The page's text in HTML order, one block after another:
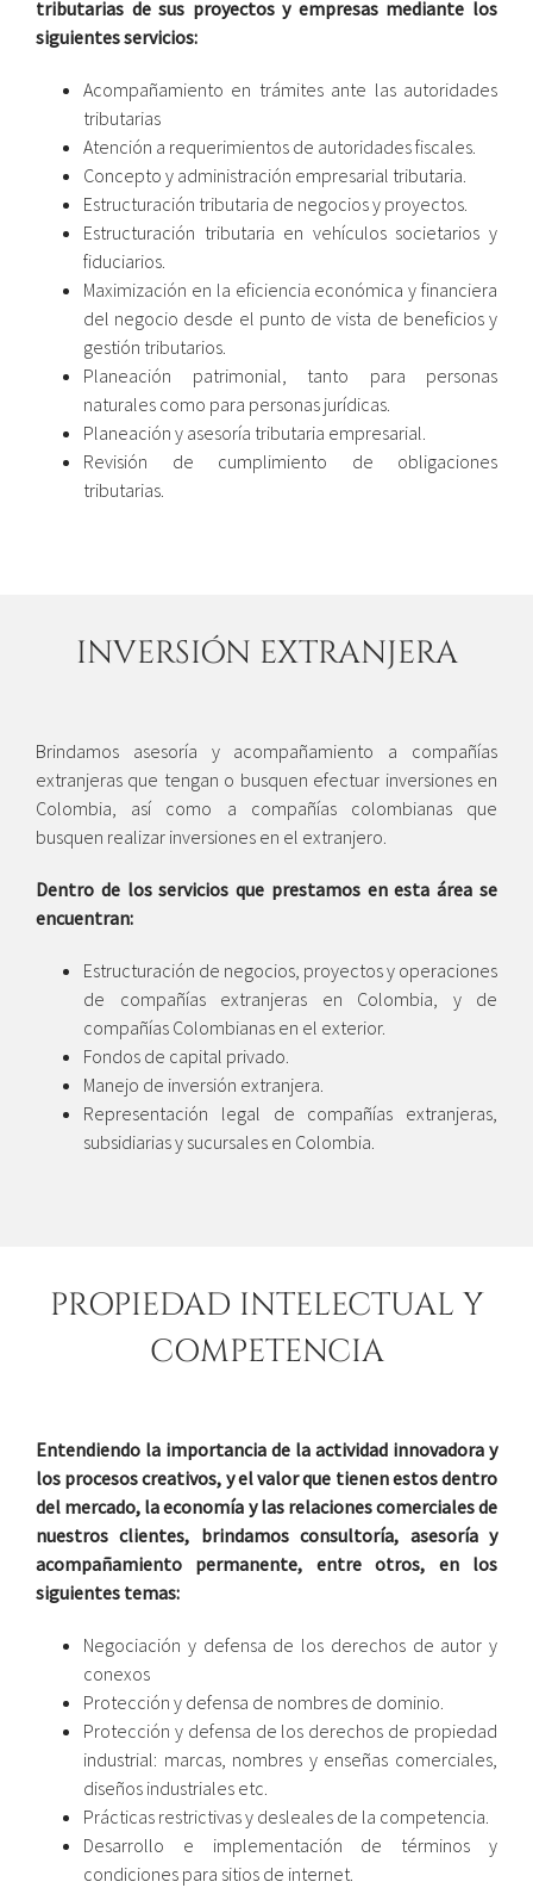
tributarias de sus proyectos y empresas mediante los
siguientes servicios:
Acompañamiento en trámites ante las autoridades
tributarias
Atención a requerimientos de autoridades fiscales.
Concepto y administración empresarial tributaria.
Estructuración tributaria de negocios y proyectos.
Estructuración tributaria en vehículos societarios y
fiduciarios.
Maximización en la eficiencia económica y financiera
del negocio desde el punto de vista de beneficios y
gestión tributarios.
Planeación patrimonial, tanto para personas
naturales como para personas jurídicas.
Planeación y asesoría tributaria empresarial.
Revisión de cumplimiento de obligaciones
tributarias.
INVERSIÓN EXTRANJERA
Brindamos asesoría y acompañamiento a compañías
extranjeras que tengan o busquen efectuar inversiones en
Colombia, así como a compañías colombianas que
busquen realizar inversiones en el extranjero.
Dentro de los servicios que prestamos en esta área se
encuentran:
Estructuración de negocios, proyectos y operaciones
de compañías extranjeras en Colombia, y de
compañías Colombianas en el exterior.
Fondos de capital privado.
Manejo de inversión extranjera.
Representación legal de compañías extranjeras,
subsidiarias y sucursales en Colombia.
PROPIEDAD INTELECTUAL Y
COMPETENCIA
Entendiendo la importancia de la actividad innovadora y
los procesos creativos, y el valor que tienen estos dentro
del mercado, la economía y las relaciones comerciales de
nuestros clientes, brindamos consultoría, asesoría y
acompañamiento permanente, entre otros, en los
siguientes temas:
Negociación y defensa de los derechos de autor y
conexos
Protección y defensa de nombres de dominio.
Protección y defensa de los derechos de propiedad
industrial: marcas, nombres y enseñas comerciales,
diseños industriales etc.
Prácticas restrictivas y desleales de la competencia.
Desarrollo e implementación de términos y
condiciones para sitios de internet.